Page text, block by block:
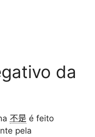
da
不是 é feito
pela